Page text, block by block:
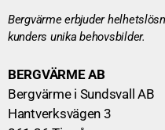
Bergvärme erbjuder
kunders unika behovsbilder.
BERGVÄRME AB
Bergvärme i Sundsvall AB
Hantverksvägen 3